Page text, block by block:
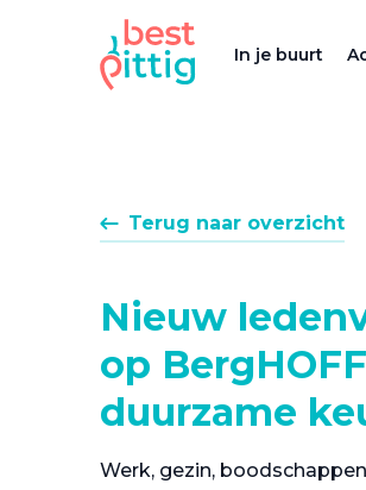
In je buurt
Terug naar overzicht
Nieuw
op
duurzame
Werk, gezin,